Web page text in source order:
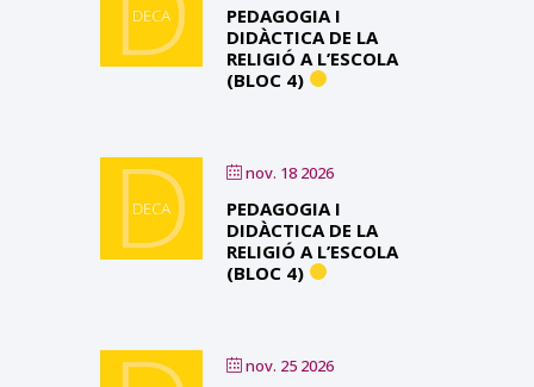
PEDAGOGIA I
DIDÀCTICA DE LA
RELIGIÓ A L’ESCOLA
(BLOC 4)
nov. 18 2026
PEDAGOGIA I
DIDÀCTICA DE LA
RELIGIÓ A L’ESCOLA
(BLOC 4)
nov. 25 2026